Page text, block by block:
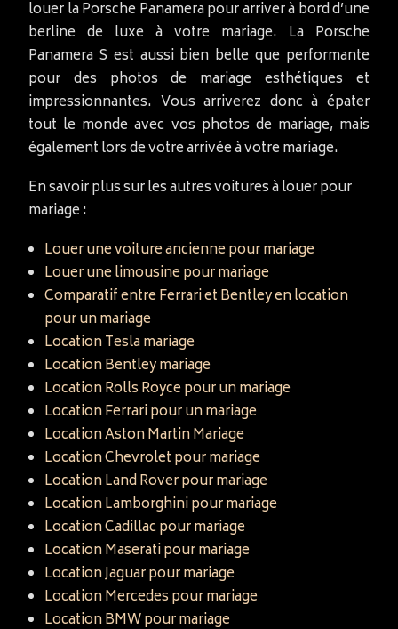
louer la Porsche Panamera pour arriver à bord d’une
berline de luxe à votre mariage. La Porsche
Panamera S est aussi bien belle que performante
pour des photos de mariage esthétiques et
impressionnantes. Vous arriverez donc à épater
tout le monde avec vos photos de mariage, mais
également lors de votre arrivée à votre mariage.
En savoir plus sur les autres voitures à louer pour
mariage :
Louer une voiture ancienne pour mariage
Louer une limousine pour mariage
Comparatif entre Ferrari et Bentley en location
pour un mariage
Location Tesla mariage
Location Bentley mariage
Location Rolls Royce pour un mariage
Location Ferrari pour un mariage
Location Aston Martin Mariage
Location Chevrolet pour mariage
Location Land Rover pour mariage
Location Lamborghini pour mariage
Location Cadillac pour mariage
Location Maserati pour mariage
Location Jaguar pour mariage
Location Mercedes pour mariage
Location BMW pour mariage